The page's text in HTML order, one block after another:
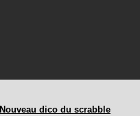
Nouveau dico du scrabble